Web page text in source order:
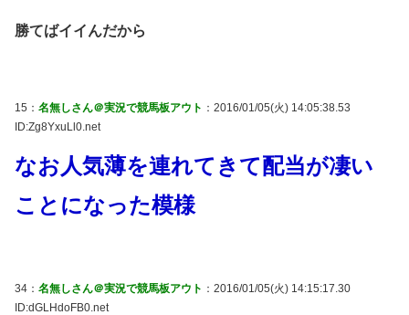
勝てばイイんだから
15： 名無しさん＠実況で競馬板アウト ：2016/01/05(火) 14:05:38.53
ID:Zg8YxuLl0.net
なお人気薄を連れてきて配当が凄い
ことになった模様
34： 名無しさん＠実況で競馬板アウト ：2016/01/05(火) 14:15:17.30
ID:dGLHdoFB0.net